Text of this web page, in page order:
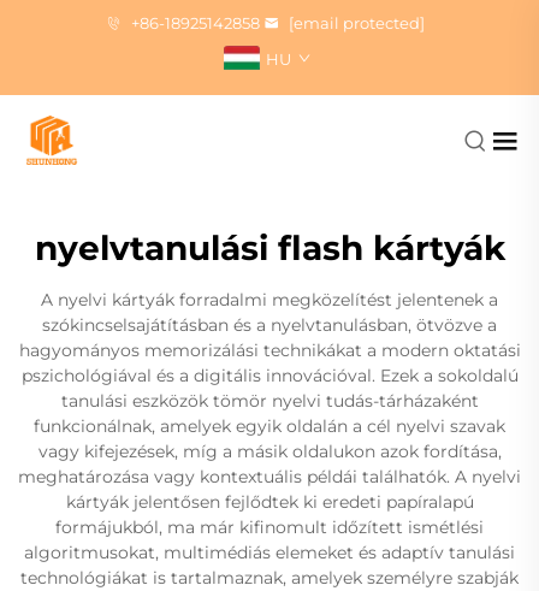
+86-18925142858
[email protected]
HU
nyelvtanulási flash kártyák
A nyelvi kártyák forradalmi megközelítést jelentenek a
szókincselsajátításban és a nyelvtanulásban, ötvözve a
hagyományos memorizálási technikákat a modern oktatási
pszichológiával és a digitális innovációval. Ezek a sokoldalú
tanulási eszközök tömör nyelvi tudás-tárházaként
funkcionálnak, amelyek egyik oldalán a cél nyelvi szavak
vagy kifejezések, míg a másik oldalukon azok fordítása,
meghatározása vagy kontextuális példái találhatók. A nyelvi
kártyák jelentősen fejlődtek ki eredeti papíralapú
formájukból, ma már kifinomult időzített ismétlési
algoritmusokat, multimédiás elemeket és adaptív tanulási
technológiákat is tartalmaznak, amelyek személyre szabják